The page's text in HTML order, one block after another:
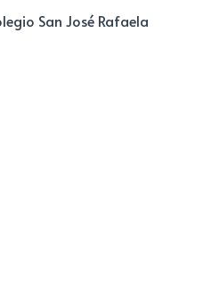
San José Rafaela